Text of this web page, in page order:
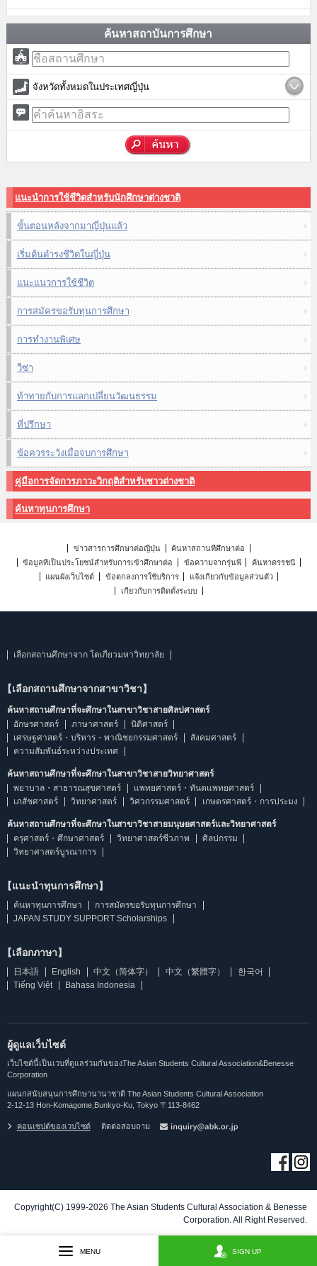
ค้นหาสถาบันการศึกษา
จังหวัดทั้งหมดในประเทศญี่ปุ่น
แนะนำการใช้ชีวิตสำหรับนักศึกษาต่างชาติ
ขั้นตอนหลังจากมาญี่ปุ่นแล้ว
เริ่มต้นดำรงชีวิตในญี่ปุ่น
แนะแนวการใช้ชีวิต
การสมัครขอรับทุนการศึกษา
การทำงานพิเศษ
วีซ่า
ท้าทายกับการแลกเปลี่ยนวัฒนธรรม
ที่ปรึกษา
ข้อควรระวังเมื่อจบการศึกษา
คู่มือการจัดการภาวะวิกฤติสำหรับชาวต่างชาติ
ค้นหาทุนการศึกษา
ข่าวสารการศึกษาต่อญี่ปุ่น
ค้นหาสถานที่ศึกษาต่อ
ข้อมูลที่เป็นประโยชน์สำหรับการเข้าศึกษาต่อ
ข้อความจากรุ่นพี่
ค้นหาดรรชนี
แผนผังเว็บไซต์
ข้อตกลงการใช้บริการ
แจ้งเกี่ยวกับข้อมูลส่วนตัว
เกี่ยวกับการติดตั้งระบบ
เลือกสถานศึกษาจาก โตเกียวมหาวิทยาลัย
【เลือกสถานศึกษาจากสาขาวิชา】
ค้นหาสถานศึกษาที่จะศึกษาในสาขาวิชาสายศิลปศาสตร์
อักษรศาสตร์
ภาษาศาสตร์
นิติศาสตร์
เศรษฐศาสตร์・บริหาร・พาณิชยกรรมศาสตร์
สังคมศาสตร์
ความสัมพันธ์ระหว่างประเทศ
ค้นหาสถานศึกษาที่จะศึกษาในสาขาวิชาสายวิทยาศาสตร์
พยาบาล・สาธารณสุขศาสตร์
แพทยศาสตร์・ทันตแพทยศาสตร์
เภสัชศาสตร์
วิทยาศาสตร์ วิศวกรรมศาสตร์ เกษตรศาสตร์・การประมง
ค้นหาสถานศึกษาที่จะศึกษาในสาขาวิชาสายมนุษยศาสตร์และวิทยาศาสตร์
ครุศาสตร์・ศึกษาศาสตร์
วิทยาศาสตร์ชีวภาพ
ศิลปกรรม
วิทยาศาสตร์บูรณาการ
【แนะนำทุนการศึกษา】
ค้นหาทุนการศึกษา
การสมัครขอรับทุนการศึกษา
JAPAN STUDY SUPPORT Scholarships
【เลือกภาษา】
日本語 English 中文（简体字） 中文（繁體字）
한국어
Tiếng Việt
Bahasa Indonesia
ผู้ดูแลเว็บไซต์
เว็บไซต์นี้เป็นเวบที่ดูแลร่วมกันของThe Asian Students Cultural Association&Benesse
Corporation
แผนกสนับสนุนการศึกษานานาชาติ The Asian Students Cultural Association
2-12-13 Hon-Komagome,Bunkyo-Ku, Tokyo 〒113-8462
คอนเซปต์ของเวบไซต์ ติดต่อสอบถาม
Copyright(C) 1999-2026 The Asian Students Cultural Association & Benesse
Corporation. All Right Reserved.
MENU SIGN UP